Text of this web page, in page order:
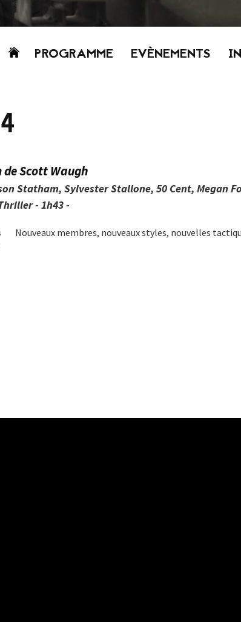
Aller
PROGRAMME
PROGRAMME
PDF
EVÈNEMENTS
Scott Waugh
Statham, Sylvester Stallone, 50 Cent, Megan
- 1h43 -
Nouveaux membres, nouveaux styles, nouvelles